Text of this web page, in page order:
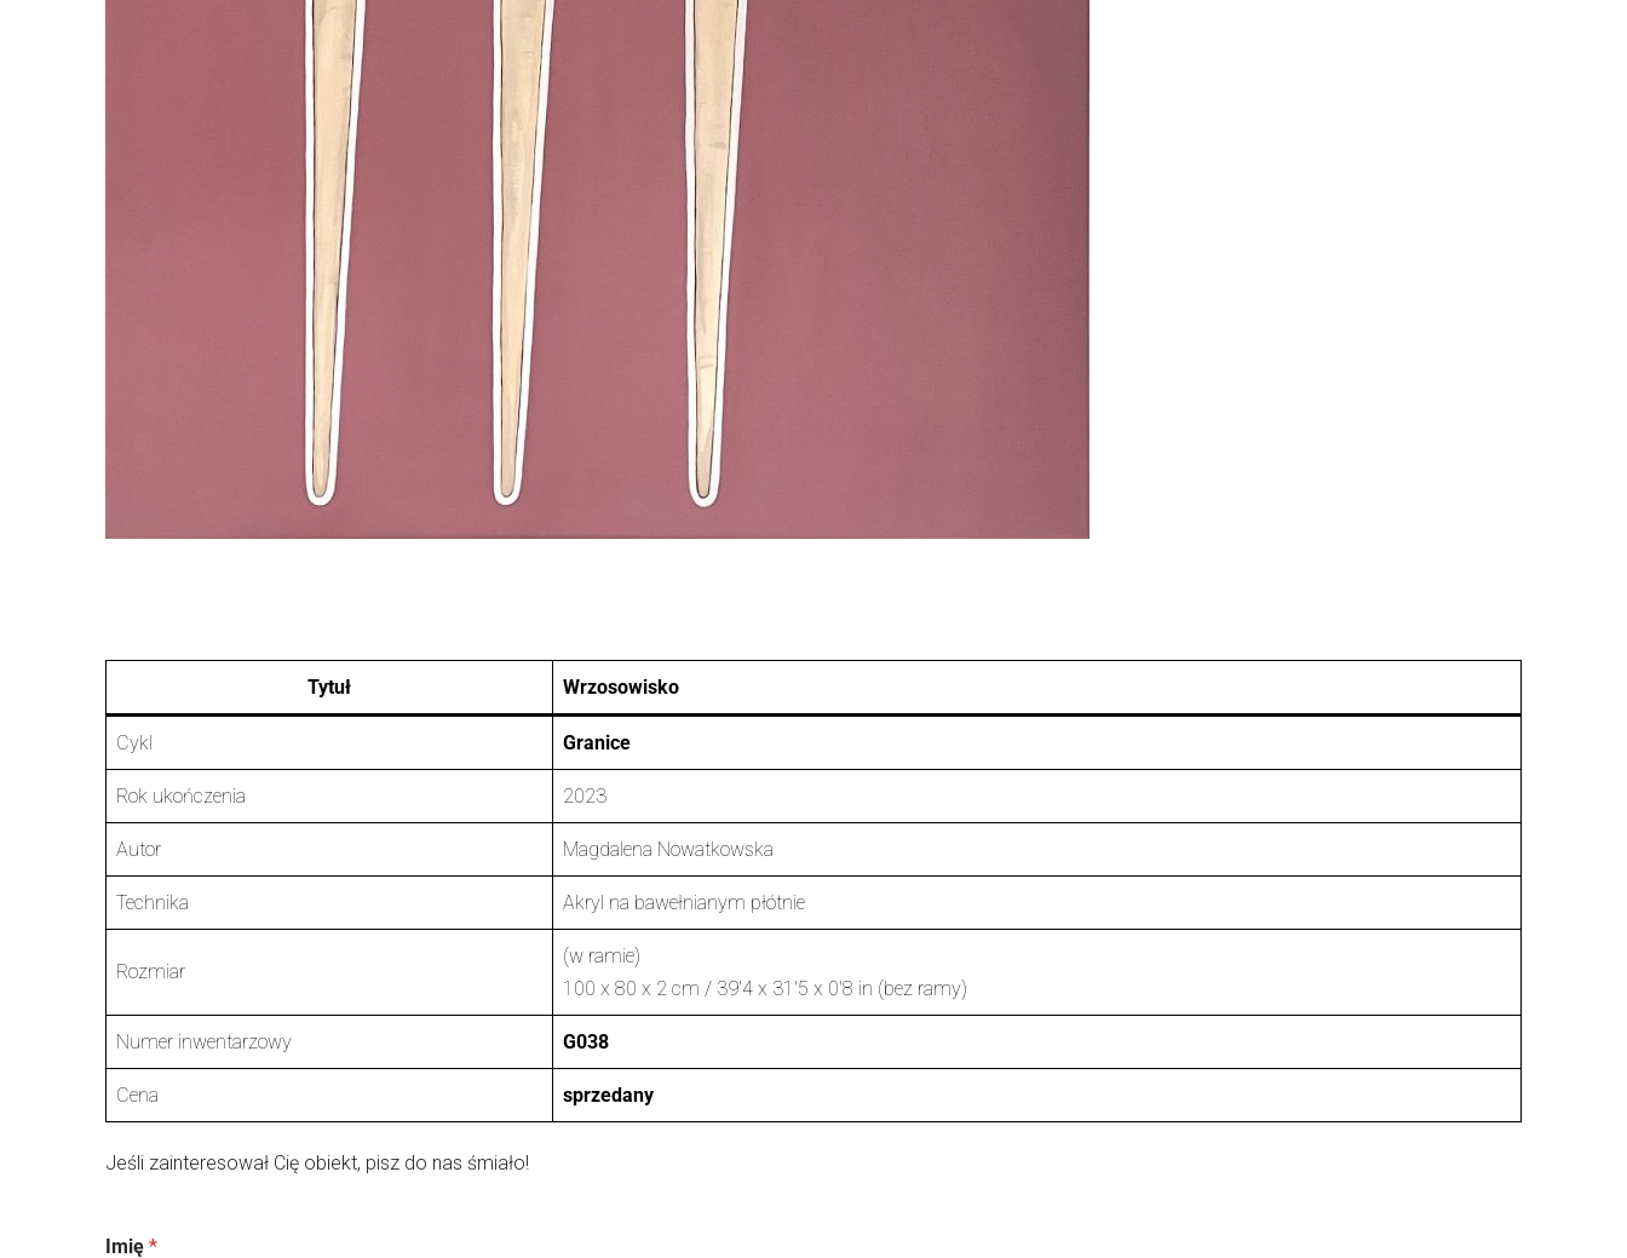
Tytuł Wrzosowisko
Cykl Granice
Rok ukończenia 2023
Autor Magdalena Nowatkowska
Technika Akryl na bawełnianym płótnie
Rozmiar
(w ramie)
100 x 80 x 2 cm / 39'4 x 31'5 x 0'8 in (bez ramy)
Numer inwentarzowy G038
Cena sprzedany
Jeśli zainteresował Cię obiekt, pisz do nas śmiało!
Imię *